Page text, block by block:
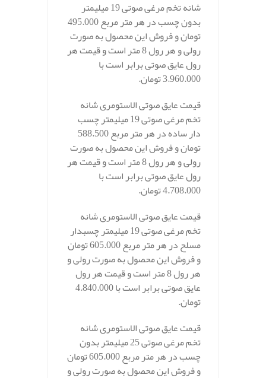
شانه تخم مرغی صوتی 19 میلیمتر
بدون چسب در هر متر مربع 495.000
تومان و فروش این محصول به صورت
رولی و هر رول 8 متر است و قیمت هر
رول عایق صوتی برابر است با
3.960.000 تومان.
قیمت عایق صوتی الاستومری شانه
تخم مرغی صوتی 19 میلیمتر چسب
دار ساده در هر متر مربع 588.500
تومان و فروش این محصول به صورت
رولی و هر رول 8 متر است و قیمت هر
رول عایق صوتی برابر است با
4.708.000 تومان.
قیمت عایق صوتی الاستومری شانه
تخم مرغی صوتی 19 میلیمتر چسبدار
مسلح در هر متر مربع 605.000 تومان
و فروش این محصول به صورت رولی و
هر رول 8 متر است و قیمت هر رول
عایق صوتی برابر است با 4.840.000
تومان.
قیمت عایق صوتی الاستومری شانه
تخم مرغی صوتی 25 میلیمتر بدون
چسب در هر متر مربع 605.000 تومان
و فروش این محصول به صورت رولی و